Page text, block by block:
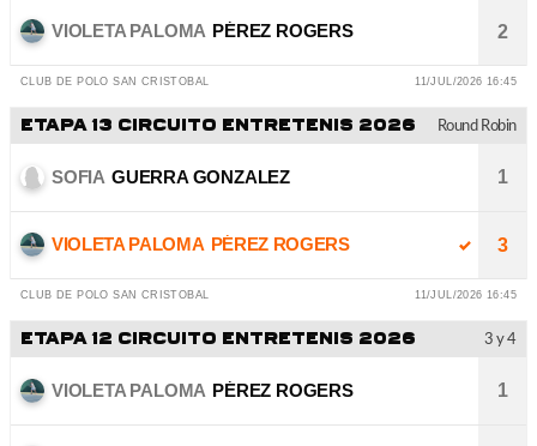
VIOLETA PALOMA PÉREZ ROGERS 2
CLUB DE POLO SAN CRISTOBAL 11/JUL/2026 16:45
ETAPA 13 CIRCUITO ENTRETENIS 2026 Round Robin
SOFIA GUERRA GONZALEZ 1
VIOLETA PALOMA PÉREZ ROGERS 3
CLUB DE POLO SAN CRISTOBAL 11/JUL/2026 16:45
ETAPA 12 CIRCUITO ENTRETENIS 2026 3 y 4
VIOLETA PALOMA PÉREZ ROGERS 1